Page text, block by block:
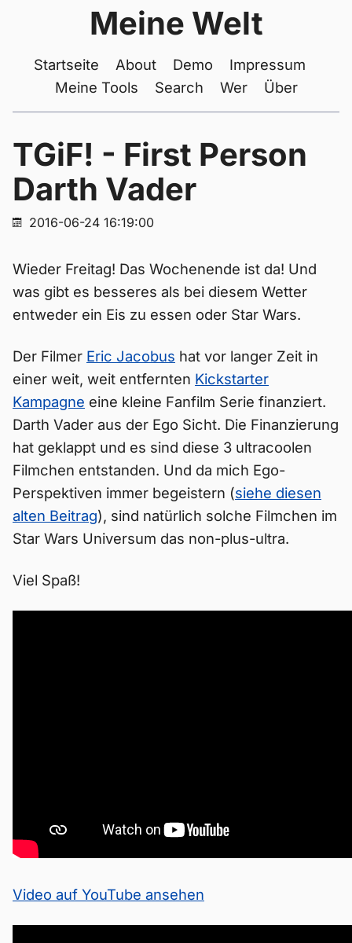
Meine Welt
Startseite About Demo
Impressum
Meine Tools
Search Wer Über
TGiF! - First Person
Darth Vader
2016-06-24 16:19:00
Wieder Freitag! Das Wochenende ist da! Und
was gibt es besseres als bei diesem Wetter
entweder ein Eis zu essen oder Star Wars.
Der Filmer Eric Jacobus hat vor langer Zeit in
einer weit, weit entfernten Kickstarter
Kampagne eine kleine Fanfilm Serie finanziert.
Darth Vader aus der Ego Sicht. Die Finanzierung
hat geklappt und es sind diese 3 ultracoolen
Filmchen entstanden. Und da mich Ego-
Perspektiven immer begeistern (siehe diesen
alten Beitrag), sind natürlich solche Filmchen im
Star Wars Universum das non-plus-ultra.
Viel Spaß!
Video auf YouTube ansehen